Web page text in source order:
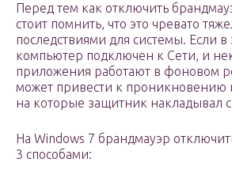
Перед тем как отключить
стоит помнить, что это чревато
последствиями для системы. Если в
компьютер подключен к Сети, и
приложения работают в фоновом
может привести к проникновению
на которые защитник накладывал
На Windows 7 брандмауэр
3 способами: